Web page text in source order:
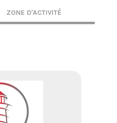
ZONE D'ACTIVITÉ